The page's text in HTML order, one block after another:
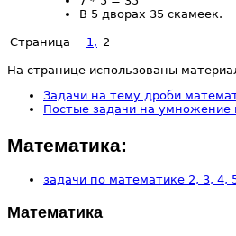
В 5 дворах 35 скамеек.
Страница 1, 2
На странице использованы
Задачи на тему дроби
Постые задачи на умножение
Математика:
задачи по математике 2, 3, 4,
Математика